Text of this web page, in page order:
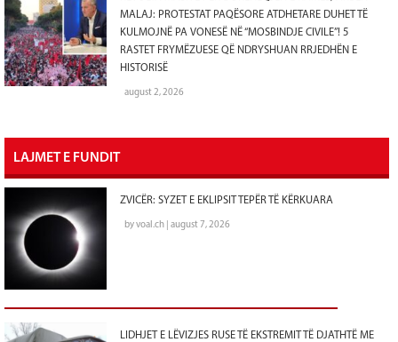
MALAJ: PROTESTAT PAQËSORE ATDHETARE DUHET TË
KULMOJNË PA VONESË NË “MOSBINDJE CIVILE”! 5
RASTET FRYMËZUESE QË NDRYSHUAN RRJEDHËN E
HISTORISË
august 2, 2026
LAJMET E FUNDIT
ZVICËR: SYZET E EKLIPSIT TEPËR TË KËRKUARA
by voal.ch | august 7, 2026
LIDHJET E LËVIZJES RUSE TË EKSTREMIT TË DJATHTË ME